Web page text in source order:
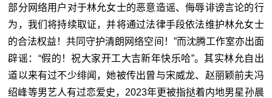
部分网络用户对于林允女士的恶意造谣、侮辱诽谤言论的行
为，我们将持续取证，并将通过法律手段依法维护林允女士
的合法权益！共同守护清朗网络空间！”而沈腾工作室亦出面
辟谣：“假的！祝大家开工大吉新年快乐哈”。其实林允自出
道以来有过不少绯闻，她被传出曾与宋威龙、赵丽颖前夫冯
绍峰等男艺人有过恋爱史，2023年更被指挞着内地男星孙晨